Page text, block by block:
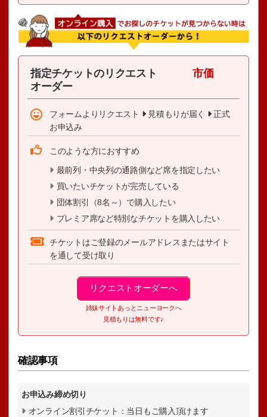
指定チケットのリクエスト
オーダー
市価
フォームよりリクエスト 見積もりが届く
正式
お申込み
このような方におすすめ
最前列・中央列の通路側など席を指定したい
買いたいチケットが完売している
団体割引（8名～）で購入したい
プレミア席など特別なチケットを購入したい
チケットはご登録のメールアドレスまたはサイト
を通して受け取り
リクエストオーダーへ
姉妹サイトあっとニューヨークへ
見積もりは無料です♪
確認事項
お申込み締め切り
オンライン割引チケット：当日もご購入頂けます